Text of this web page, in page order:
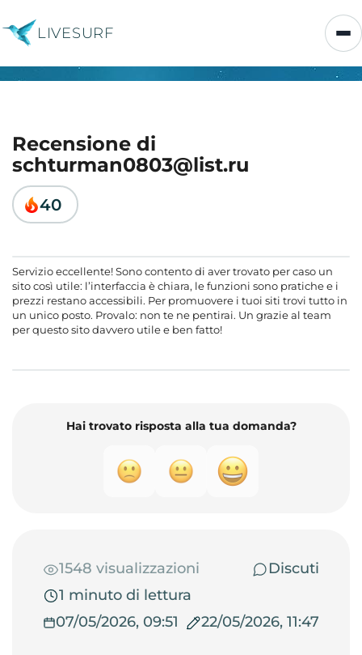
LIVESURF
Recensione di
schturman0803@list.ru
40
Servizio eccellente! Sono contento di aver trovato per caso un
sito così utile: l’interfaccia è chiara, le funzioni sono pratiche e i
prezzi restano accessibili. Per promuovere i tuoi siti trovi tutto in
un unico posto. Provalo: non te ne pentirai. Un grazie al team
per questo sito davvero utile e ben fatto!
Hai trovato risposta alla tua domanda?
1548 visualizzazioni
Discuti
1 minuto di lettura
07/05/2026, 09:51
22/05/2026, 11:47